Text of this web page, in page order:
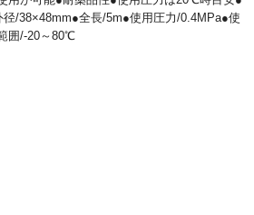
径/38×48mm●全長/5m●使用圧力/0.4MPa●使
囲/-20～80℃